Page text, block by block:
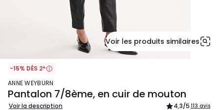
Voir les produits similaires
-15% DÈS 2*
ANNE WEYBURN
Pantalon 7/8ème, en cuir de mouton
Voir la description 4,3/5 113 avis